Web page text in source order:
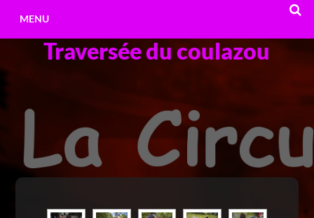
contenu
MENU
Traversée du coulazou